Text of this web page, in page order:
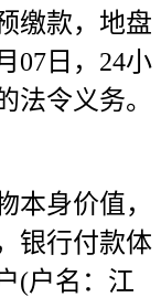
缴款，地盘
07日，24小
法令义务。
身价值，
银行付款体
(户名：江